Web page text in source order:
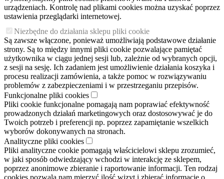
urządzeniach. Kontrolę nad plikami cookies można uzyskać poprzez
ustawienia przeglądarki internetowej.
Niezbędne do działania sklepu pliki cookie
Są zawsze włączone, ponieważ umożliwiają podstawowe działanie
strony. Są to między innymi pliki cookie pozwalające pamiętać
użytkownika w ciągu jednej sesji lub, zależnie od wybranych opcji,
z sesji na sesję. Ich zadaniem jest umożliwienie działania koszyka i
procesu realizacji zamówienia, a także pomoc w rozwiązywaniu
problemów z zabezpieczeniami i w przestrzeganiu przepisów.
Funkcjonalne pliki cookies
Pliki cookie funkcjonalne pomagają nam poprawiać efektywność
prowadzonych działań marketingowych oraz dostosowywać je do
Twoich potrzeb i preferencji np. poprzez zapamiętanie wszelkich
wyborów dokonywanych na stronach.
Analityczne pliki cookies
Pliki analityczne cookie pomagają właścicielowi sklepu zrozumieć,
w jaki sposób odwiedzający wchodzi w interakcję ze sklepem,
poprzez anonimowe zbieranie i raportowanie informacji. Ten rodzaj
cookies pozwala nam mierzyć ilość wizyt i zbierać informacje o